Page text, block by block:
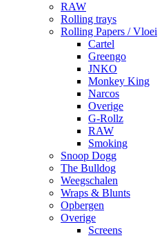
RAW
Rolling trays
Rolling Papers / Vloei
Cartel
Greengo
JNKO
Monkey King
Narcos
Overige
G-Rollz
RAW
Smoking
Snoop Dogg
The Bulldog
Weegschalen
Wraps & Blunts
Opbergen
Overige
Screens